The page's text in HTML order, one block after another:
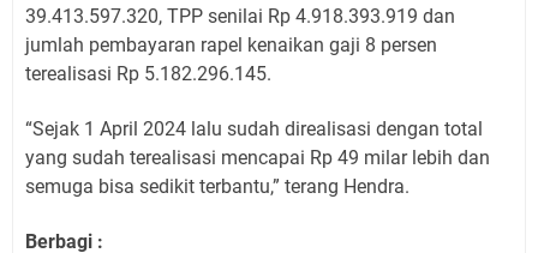
39.413.597.320, TPP senilai Rp 4.918.393.919 dan
jumlah pembayaran rapel kenaikan gaji 8 persen
terealisasi Rp 5.182.296.145.
“Sejak 1 April 2024 lalu sudah direalisasi dengan total
yang sudah terealisasi mencapai Rp 49 milar lebih dan
semuga bisa sedikit terbantu,” terang Hendra.
Berbagi :